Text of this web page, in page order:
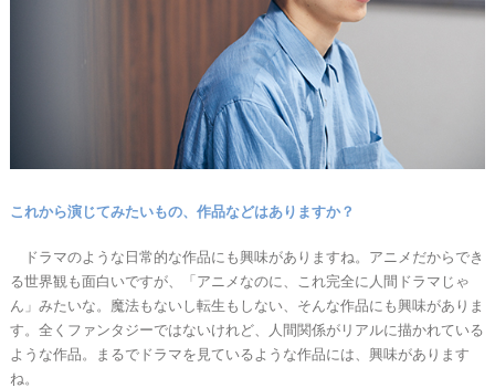
これから演じてみたいもの、作品などはありますか？
ドラマのような日常的な作品にも興味がありますね。アニメだからでき
る世界観も面白いですが、「アニメなのに、これ完全に人間ドラマじゃ
ん」みたいな。魔法もないし転生もしない、そんな作品にも興味がありま
す。全くファンタジーではないけれど、人間関係がリアルに描かれている
ような作品。まるでドラマを見ているような作品には、興味があります
ね。